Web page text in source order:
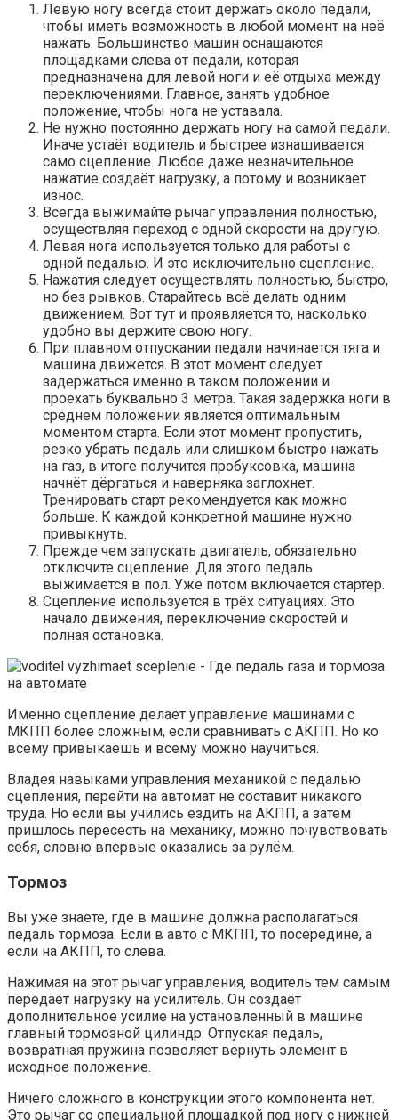
Левую ногу всегда стоит держать около педали,
чтобы иметь возможность в любой момент на неё
нажать. Большинство машин оснащаются
площадками слева от педали, которая
предназначена для левой ноги и её отдыха между
переключениями. Главное, занять удобное
положение, чтобы нога не уставала.
Не нужно постоянно держать ногу на самой педали.
Иначе устаёт водитель и быстрее изнашивается
само сцепление. Любое даже незначительное
нажатие создаёт нагрузку, а потому и возникает
износ.
Всегда выжимайте рычаг управления полностью,
осуществляя переход с одной скорости на другую.
Левая нога используется только для работы с
одной педалью. И это исключительно сцепление.
Нажатия следует осуществлять полностью, быстро,
но без рывков. Старайтесь всё делать одним
движением. Вот тут и проявляется то, насколько
удобно вы держите свою ногу.
При плавном отпускании педали начинается тяга и
машина движется. В этот момент следует
задержаться именно в таком положении и
проехать буквально 3 метра. Такая задержка ноги в
среднем положении является оптимальным
моментом старта. Если этот момент пропустить,
резко убрать педаль или слишком быстро нажать
на газ, в итоге получится пробуксовка, машина
начнёт дёргаться и наверняка заглохнет.
Тренировать старт рекомендуется как можно
больше. К каждой конкретной машине нужно
привыкнуть.
Прежде чем запускать двигатель, обязательно
отключите сцепление. Для этого педаль
выжимается в пол. Уже потом включается стартер.
Сцепление используется в трёх ситуациях. Это
начало движения, переключение скоростей и
полная остановка.
Именно сцепление делает управление машинами с
МКПП более сложным, если сравнивать с АКПП. Но ко
всему привыкаешь и всему можно научиться.
Владея навыками управления механикой с педалью
сцепления, перейти на автомат не составит никакого
труда. Но если вы учились ездить на АКПП, а затем
пришлось пересесть на механику, можно почувствовать
себя, словно впервые оказались за рулём.
Тормоз
Вы уже знаете, где в машине должна располагаться
педаль тормоза. Если в авто с МКПП, то посередине, а
если на АКПП, то слева.
Нажимая на этот рычаг управления, водитель тем самым
передаёт нагрузку на усилитель. Он создаёт
дополнительное усилие на установленный в машине
главный тормозной цилиндр. Отпуская педаль,
возвратная пружина позволяет вернуть элемент в
исходное положение.
Ничего сложного в конструкции этого компонента нет.
Это рычаг со специальной площадкой под ногу с нижней